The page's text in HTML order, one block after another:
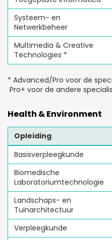
Systeem- en
Netwerkbeheer
Multimedia & Creative
Technologies *
* Advanced/Pro voor de
Pro+ voor de andere
Health & Environment
Opleiding
Basisverpleegkunde
Biomedische
Laboratoriumtechnologie
Landschaps- en
Tuinarchitectuur
Verpleegkunde